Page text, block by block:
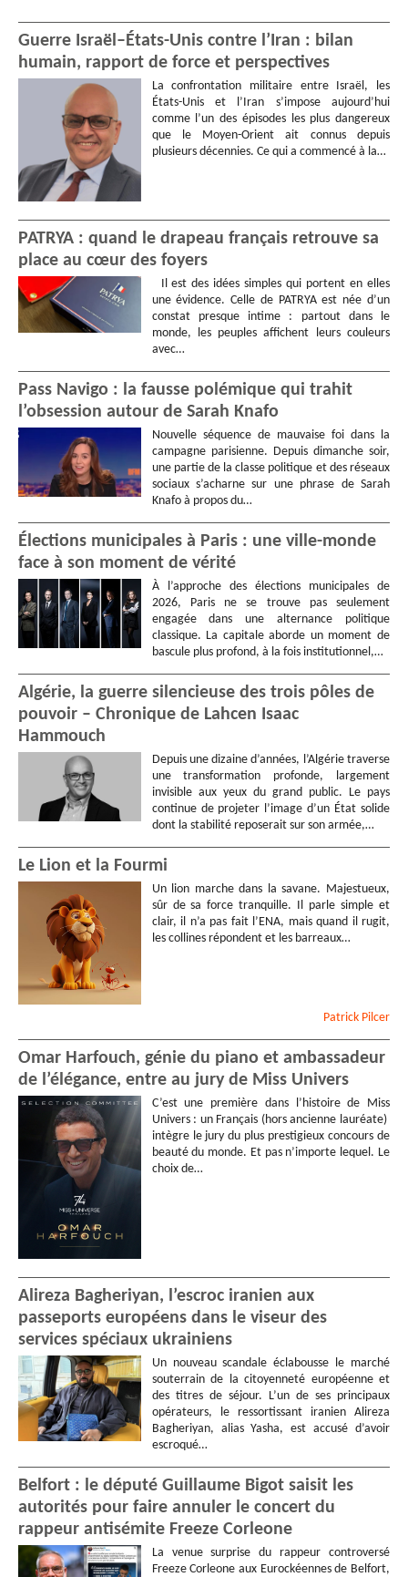
Guerre Israël–États-Unis contre l’Iran : bilan
humain, rapport de force et perspectives
La confrontation militaire entre Israël, les
États-Unis et l’Iran s’impose aujourd’hui
comme l’un des épisodes les plus dangereux
que le Moyen-Orient ait connus depuis
plusieurs décennies. Ce qui a commencé à la…
PATRYA : quand le drapeau français retrouve sa
place au cœur des foyers
Il est des idées simples qui portent en elles
une évidence. Celle de PATRYA est née d’un
constat presque intime : partout dans le
monde, les peuples affichent leurs couleurs
avec…
Pass Navigo : la fausse polémique qui trahit
l’obsession autour de Sarah Knafo
Nouvelle séquence de mauvaise foi dans la
campagne parisienne. Depuis dimanche soir,
une partie de la classe politique et des réseaux
sociaux s’acharne sur une phrase de Sarah
Knafo à propos du…
Élections municipales à Paris : une ville-monde
face à son moment de vérité
À l’approche des élections municipales de
2026, Paris ne se trouve pas seulement
engagée dans une alternance politique
classique. La capitale aborde un moment de
bascule plus profond, à la fois institutionnel,…
Algérie, la guerre silencieuse des trois pôles de
pouvoir – Chronique de Lahcen Isaac
Hammouch
Depuis une dizaine d’années, l’Algérie traverse
une transformation profonde, largement
invisible aux yeux du grand public. Le pays
continue de projeter l’image d’un État solide
dont la stabilité reposerait sur son armée,…
Le Lion et la Fourmi
Un lion marche dans la savane. Majestueux,
sûr de sa force tranquille. Il parle simple et
clair, il n’a pas fait l’ENA, mais quand il rugit,
les collines répondent et les barreaux…
Patrick Pilcer
Omar Harfouch, génie du piano et ambassadeur
de l’élégance, entre au jury de Miss Univers
C’est une première dans l’histoire de Miss
Univers : un Français (hors ancienne lauréate)
intègre le jury du plus prestigieux concours de
beauté du monde. Et pas n’importe lequel. Le
choix de…
Alireza Bagheriyan, l’escroc iranien aux
passeports européens dans le viseur des
services spéciaux ukrainiens
Un nouveau scandale éclabousse le marché
souterrain de la citoyenneté européenne et
des titres de séjour. L’un de ses principaux
opérateurs, le ressortissant iranien Alireza
Bagheriyan, alias Yasha, est accusé d’avoir
escroqué…
Belfort : le député Guillaume Bigot saisit les
autorités pour faire annuler le concert du
rappeur antisémite Freeze Corleone
La venue surprise du rappeur controversé
Freeze Corleone aux Eurockéennes de Belfort,